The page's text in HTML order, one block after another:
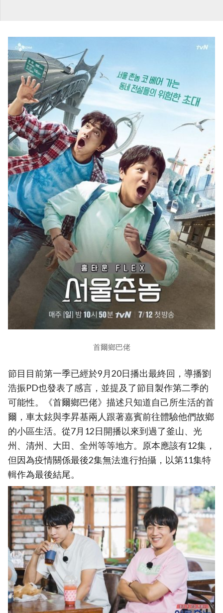
首爾鄉巴佬
節目目前第一季已經於9月20日播出最終回，導播劉
浩振PD也發表了感言，並提及了節目製作第二季的
可能性。《首爾鄉巴佬》描述只知道自己所生活的首
爾，車太鉉與李昇基兩人跟著嘉賓前往體驗他們故鄉
的小區生活。從7月12日開播以來到過了釜山、光
州、清州、大田、全州等等地方。原本應該有12集，
但因為疫情關係最後2集無法進行拍攝，以第11集特
輯作為最後結尾。